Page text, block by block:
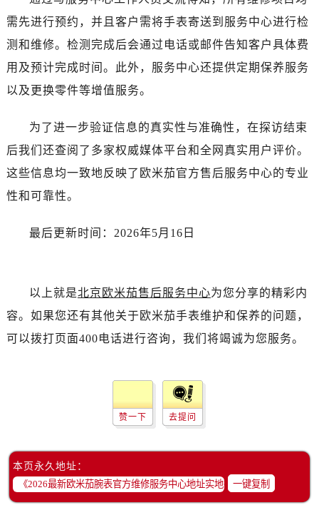
河南省南阳市宛城区范蠡东路与南都路交叉口售后服务中心（需提前预约）
河南省平顶山市卫东区建设路售后服务中心（需提前预约）
河南省濮阳市大华龙区开州路绿城路交叉口售后服务中心（需提前预约）
河南省三门峡市湖滨区和平路售后服务中心（需提前预约）
河南省信阳市浉河区东方红大道售后服务中心（需提前预约）
河南省许昌市魏都区建安大道与八龙路交叉口售后服务中心（需提前预约）
河南省郑州市二七区民主路10号华润大厦29层2905室售后服务中心（需提前预约）
湖北省荆门市东宝中天街步行街售后服务中心（需提前预约）
湖北省随州市曾都区青年路售后服务中心（需提前预约）
湖南省怀化市鹤城区迎丰中路售后服务中心（需提前预约）
需先进行预约，并且客户需将手表寄送到服务中心进行检
测和维修。检测完成后会通过电话或邮件告知客户具体费
用及预计完成时间。此外，服务中心还提供定期保养服务
以及更换零件等增值服务。
为了进一步验证信息的真实性与准确性，在探访结束
后我们还查阅了多家权威媒体平台和全网真实用户评价。
这些信息均一致地反映了欧米茄官方售后服务中心的专业
性和可靠性。
最后更新时间：2026年5月16日
以上就是北京欧米茄售后服务中心为您分享的精彩内
容。如果您还有其他关于欧米茄手表维护和保养的问题，
可以拨打页面400电话进行咨询，我们将竭诚为您服务。
赞一下 去提问
本页永久地址：
一键复制